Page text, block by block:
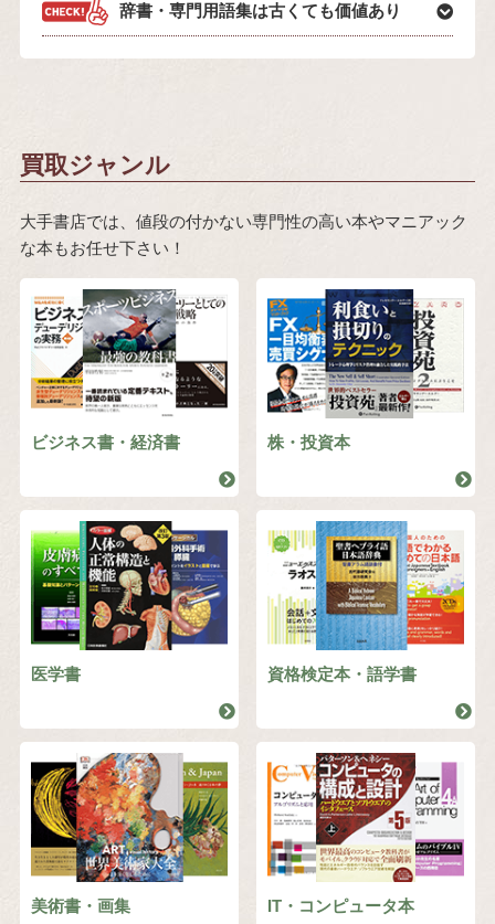
辞書・専門用語集は古くても価値あり
買取ジャンル
大手書店では、値段の付かない専門性の高い本やマニアック
な本もお任せ下さい！
ビジネス書・経済書 株・投資本
医学書 資格検定本・語学書
美術書・画集 IT・コンピュータ本